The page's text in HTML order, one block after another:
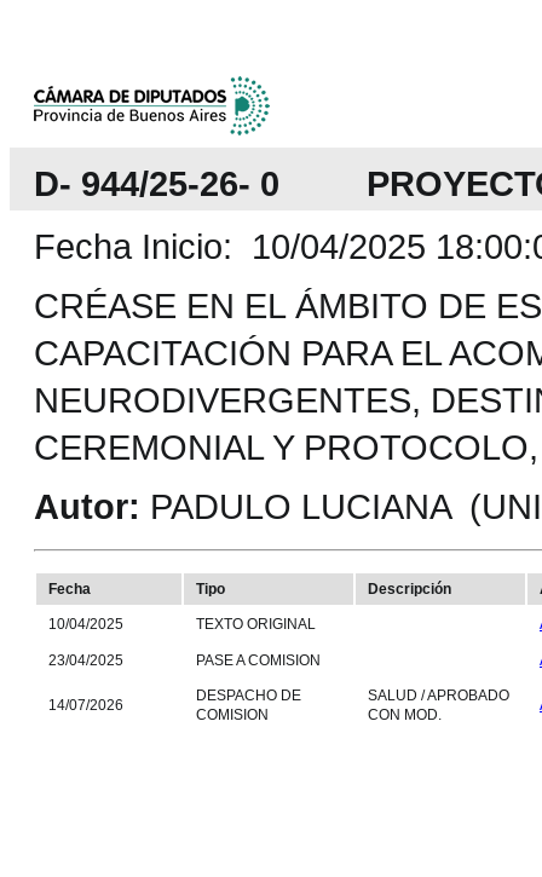
D- 944/25-26- 0
Fecha Inicio: 10/04/2025
CRÉASE EN EL ÁMBITO DE
CAPACITACIÓN PARA EL
NEURODIVERGENTES,
CEREMONIAL Y
Autor: PADULO LUCIANA
Fecha Tipo Descripción
10/04/2025 TEXTO ORIGINAL
23/04/2025 PASE A COMISION
14/07/2026
DESPACHO DE
COMISION
SALUD / APROBADO
CON MOD.